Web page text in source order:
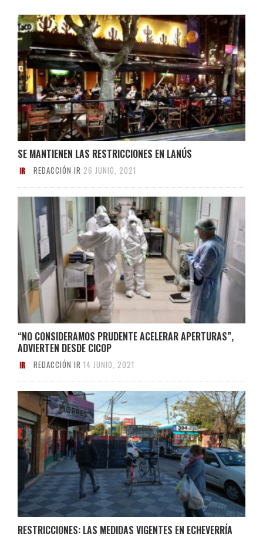
SE MANTIENEN LAS RESTRICCIONES EN LANÚS
REDACCIÓN IR 26 JUNIO, 2021
“NO CONSIDERAMOS PRUDENTE ACELERAR APERTURAS”,
ADVIERTEN DESDE CICOP
REDACCIÓN IR 14 JUNIO, 2021
RESTRICCIONES: LAS MEDIDAS VIGENTES EN ECHEVERRÍA